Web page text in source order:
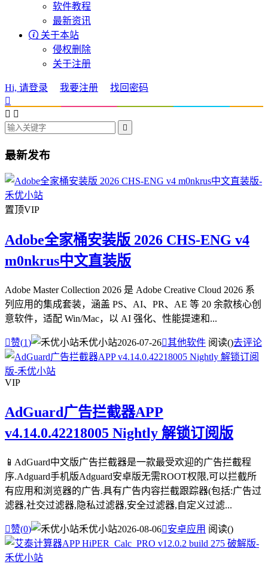
软件教程
最新资讯
 关于本站
侵权删除
关于注册
Hi, 请登录 我要注册
找回密码

 

最新发布
置顶VIP
Adobe全家桶安装版 2026 CHS-ENG v4
m0nkrus中文直装版
Adobe Master Collection 2026 是 Adobe Creative Cloud 2026 系
列应用的集成套装，涵盖 PS、AI、PR、AE 等 20 余款核心创
意软件，适配 Win/Mac，以 AI 强化、性能提速和...
赞(1) 禾优小站2026-07-26其他软件 阅读()去评论
VIP
AdGuard广告拦截器APP
v4.14.0.42218005 Nightly 解锁订阅版
📱AdGuard中文版广告拦截器是一款最受欢迎的广告拦截程
序.Adguard手机版Adguard安卓版无需ROOT权限,可以拦截所
有应用和浏览器的广告.具有广告内容拦截跟踪器(包括:广告过
滤器,社交过滤器,隐私过滤器,安全过滤器,自定义过滤...
赞(0) 禾优小站2026-08-06安卓应用 阅读()